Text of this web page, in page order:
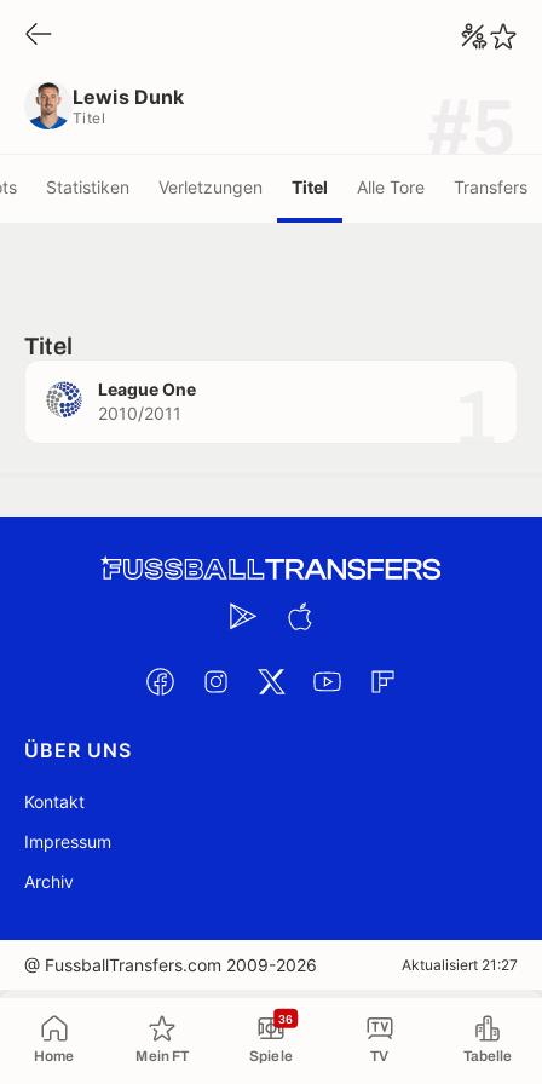
Home Mein FT Spiele
36
TV Tabelle
Lewis Dunk
Titel
Statistiken Verletzungen Titel Alle Tore Transfers
Titel
League One
2010/2011
ÜBER UNS
Kontakt
Impressum
Archiv
@ FussballTransfers.com 2009-2026 Aktualisiert 21:27
In die Zwischenablage kopiert